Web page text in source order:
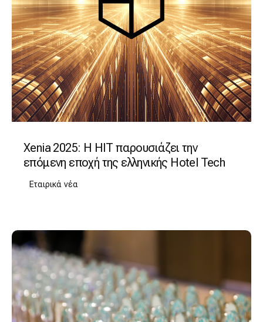
Xenia 2025: Η HIT παρουσιάζει την
επόμενη εποχή της ελληνικής Hotel Tech
Εταιρικά νέα